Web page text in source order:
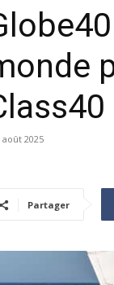
août 2025
Partager